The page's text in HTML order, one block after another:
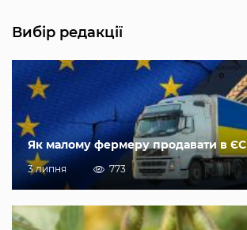
Вибір редакції
Як малому фермеру продавати в ЄС
3 липня 773